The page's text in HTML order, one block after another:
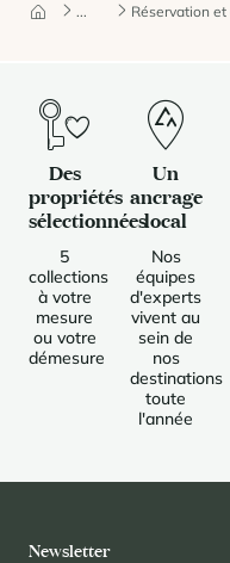
...
Des
propriétés
sélectionnées
5
collections
à votre
mesure
ou votre
démesure
Un
ancrage
local
Nos
équipes
d'experts
vivent au
sein de
nos
destinations
toute
l'année
Newsletter